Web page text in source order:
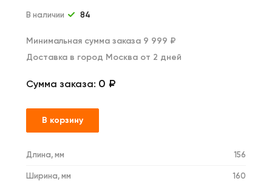
В наличии 84
Минимальная сумма заказа 9 999 ₽
Доставка в город Москва от 2 дней
Сумма заказа: 0 ₽
В корзину
Длина, мм 156
Ширина, мм 160